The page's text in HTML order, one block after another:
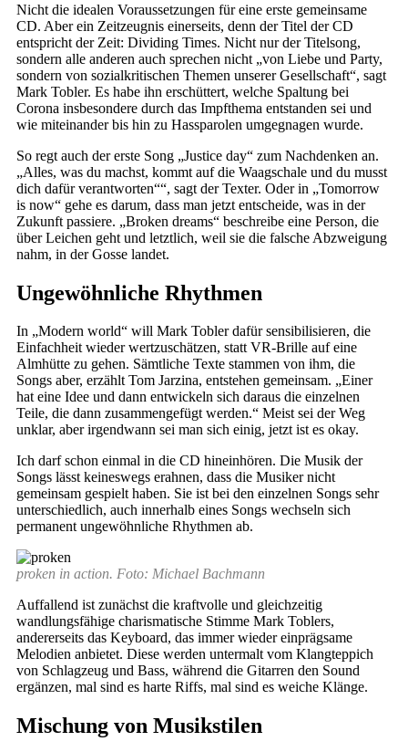
Nicht die idealen Voraussetzungen für eine erste gemeinsame
CD. Aber ein Zeitzeugnis einerseits, denn der Titel der CD
entspricht der Zeit: Dividing Times. Nicht nur der Titelsong,
sondern alle anderen auch sprechen nicht „von Liebe und Party,
sondern von sozialkritischen Themen unserer Gesellschaft“, sagt
Mark Tobler. Es habe ihn erschüttert, welche Spaltung bei
Corona insbesondere durch das Impfthema entstanden sei und
wie miteinander bis hin zu Hassparolen umgegnagen wurde.
So regt auch der erste Song „Justice day“ zum Nachdenken an.
„Alles, was du machst, kommt auf die Waagschale und du musst
dich dafür verantworten““, sagt der Texter. Oder in „Tomorrow
is now“ gehe es darum, dass man jetzt entscheide, was in der
Zukunft passiere. „Broken dreams“ beschreibe eine Person, die
über Leichen geht und letztlich, weil sie die falsche Abzweigung
nahm, in der Gosse landet.
Ungewöhnliche Rhythmen
In „Modern world“ will Mark Tobler dafür sensibilisieren, die
Einfachheit wieder wertzuschätzen, statt VR-Brille auf eine
Almhütte zu gehen. Sämtliche Texte stammen von ihm, die
Songs aber, erzählt Tom Jarzina, entstehen gemeinsam. „Einer
hat eine Idee und dann entwickeln sich daraus die einzelnen
Teile, die dann zusammengefügt werden.“ Meist sei der Weg
unklar, aber irgendwann sei man sich einig, jetzt ist es okay.
Ich darf schon einmal in die CD hineinhören. Die Musik der
Songs lässt keineswegs erahnen, dass die Musiker nicht
gemeinsam gespielt haben. Sie ist bei den einzelnen Songs sehr
unterschiedlich, auch innerhalb eines Songs wechseln sich
permanent ungewöhnliche Rhythmen ab.
proken in action. Foto: Michael Bachmann
Auffallend ist zunächst die kraftvolle und gleichzeitig
wandlungsfähige charismatische Stimme Mark Toblers,
andererseits das Keyboard, das immer wieder einprägsame
Melodien anbietet. Diese werden untermalt vom Klangteppich
von Schlagzeug und Bass, während die Gitarren den Sound
ergänzen, mal sind es harte Riffs, mal sind es weiche Klänge.
Mischung von Musikstilen